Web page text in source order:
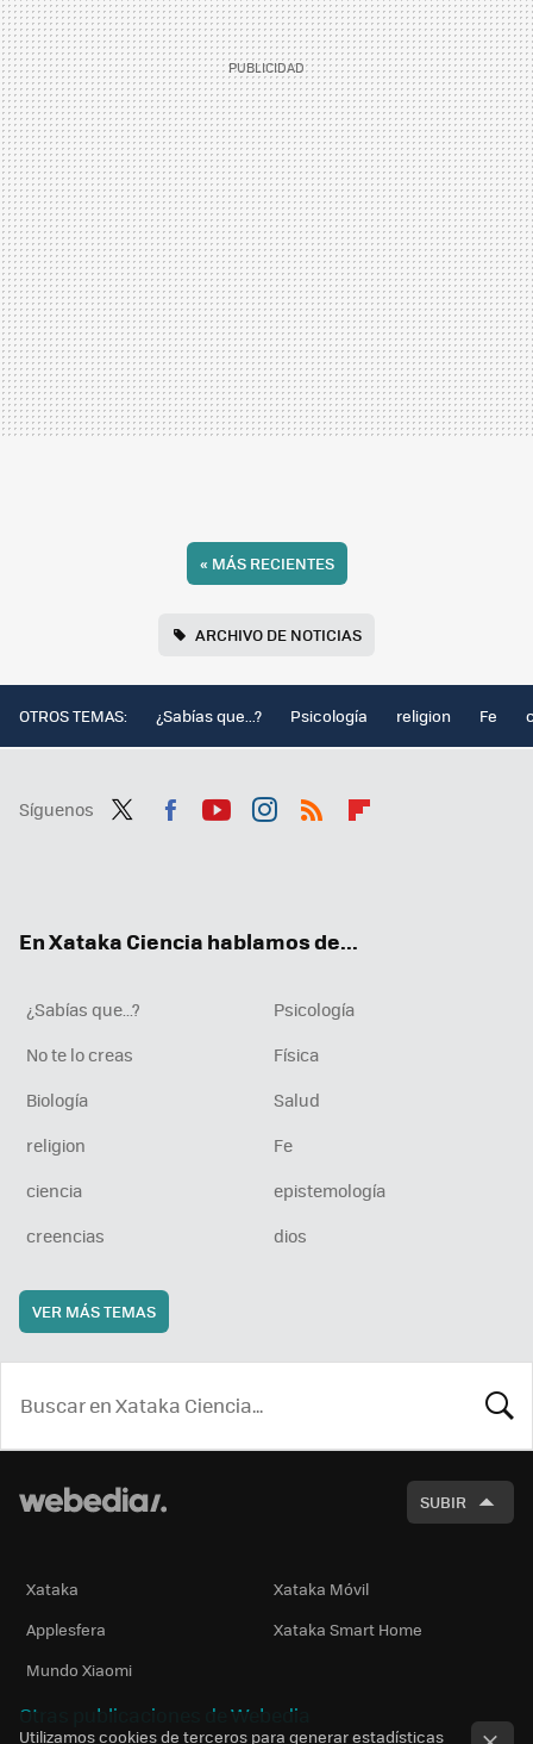
« MÁS RECIENTES
ARCHIVO DE NOTICIAS
OTROS TEMAS: ¿Sabías que...? Psicología religion Fe
Síguenos
En Xataka Ciencia hablamos de...
¿Sabías que...?
Psicología
No te lo creas
Física
Biología
Salud
religion
Fe
ciencia
epistemología
creencias
dios
VER MÁS TEMAS
SUBIR
Xataka
Xataka Móvil
Applesfera
Xataka Smart Home
Mundo Xiaomi
Otras publicaciones de Webedia
Utilizamos cookies de terceros para generar estadísticas